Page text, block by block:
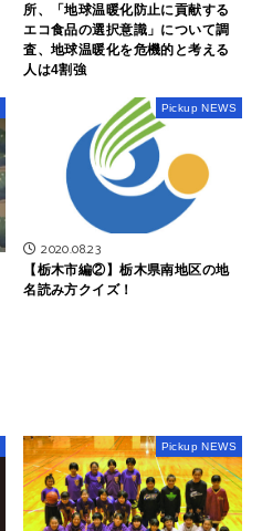
所、「地球温暖化防止に貢献する
エコ食品の選択意識」について調
査、地球温暖化を危機的と考える
人は4割強
Pickup NEWS
2020.08.23
【栃木市編②】栃木県南地区の地
名読み方クイズ！
Pickup NEWS